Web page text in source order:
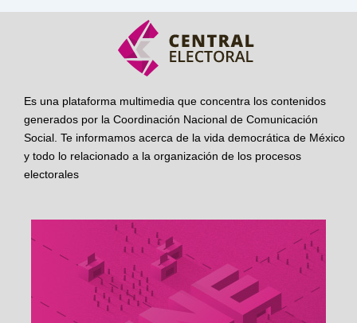
Es una plataforma multimedia que concentra los contenidos
generados por la Coordinación Nacional de Comunicación
Social. Te informamos acerca de la vida democrática de México
y todo lo relacionado a la organización de los procesos
electorales